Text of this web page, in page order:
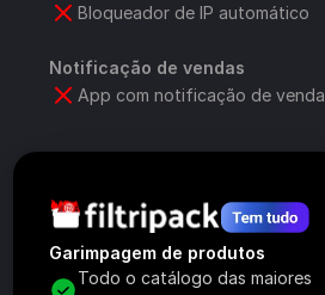
Bloqueador de IP automático
Notificação de vendas
App com notificação de
Garimpagem de produtos
Todo o catálogo das maiores